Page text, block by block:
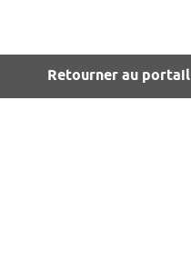
Retourner au portail